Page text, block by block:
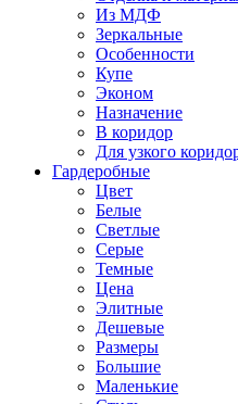
Из МДФ
Зеркальные
Особенности
Купе
Эконом
Назначение
В коридор
Для узкого
Гардеробные
Цвет
Белые
Светлые
Серые
Темные
Цена
Элитные
Дешевые
Размеры
Большие
Маленькие